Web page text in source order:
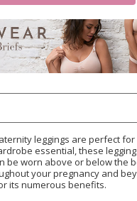
leggings are perfect
essential, these
be worn above or below the
your pregnancy and
its numerous benefits.